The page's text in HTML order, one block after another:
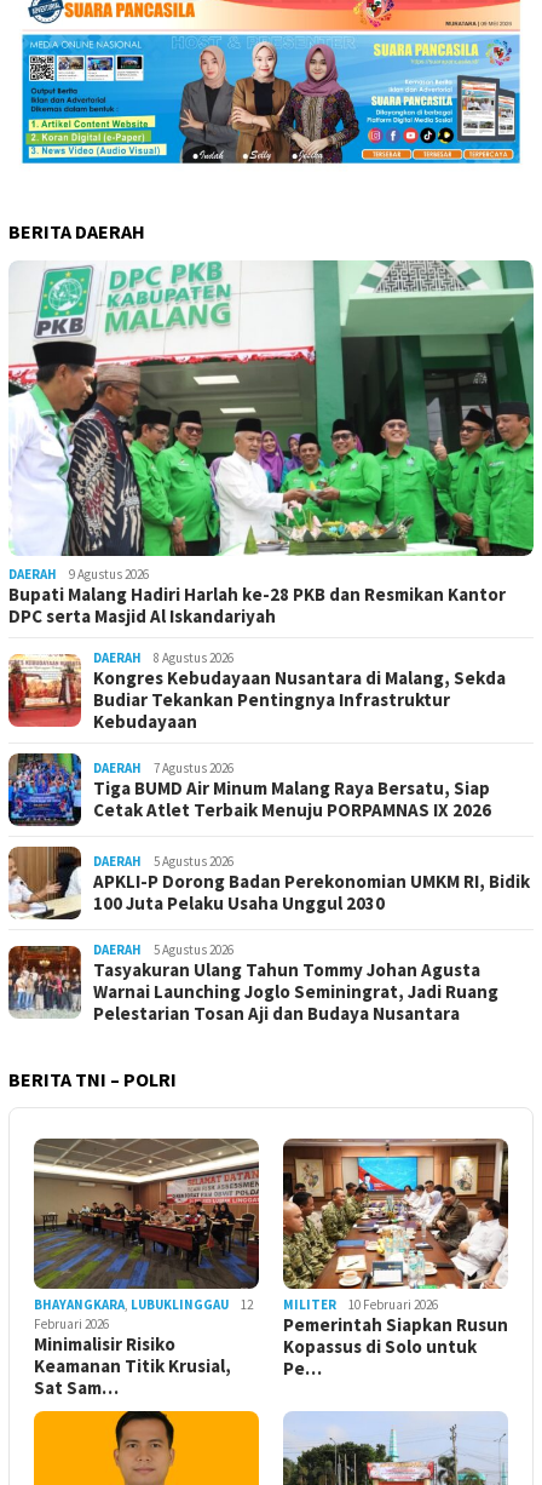
BERITA DAERAH
DAERAH 9 Agustus 2026
Bupati Malang Hadiri Harlah ke-28 PKB dan Resmikan Kantor
DPC serta Masjid Al Iskandariyah
DAERAH 8 Agustus 2026
Kongres Kebudayaan Nusantara di Malang, Sekda
Budiar Tekankan Pentingnya Infrastruktur
Kebudayaan
DAERAH 7 Agustus 2026
Tiga BUMD Air Minum Malang Raya Bersatu, Siap
Cetak Atlet Terbaik Menuju PORPAMNAS IX 2026
DAERAH 5 Agustus 2026
APKLI-P Dorong Badan Perekonomian UMKM RI, Bidik
100 Juta Pelaku Usaha Unggul 2030
DAERAH 5 Agustus 2026
Tasyakuran Ulang Tahun Tommy Johan Agusta
Warnai Launching Joglo Seminingrat, Jadi Ruang
Pelestarian Tosan Aji dan Budaya Nusantara
BERITA TNI – POLRI
BHAYANGKARA LUBUKLINGGAU
12
Februari 2026
Minimalisir Risiko
Keamanan Titik Krusial,
Sat Sam…
MILITER 10 Februari 2026
Pemerintah Siapkan Rusun
Kopassus di Solo untuk
Pe…